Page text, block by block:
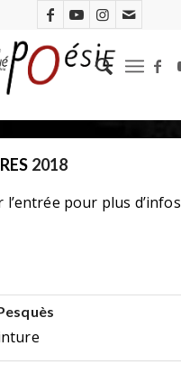
2018
l’entrée pour plus d’infos